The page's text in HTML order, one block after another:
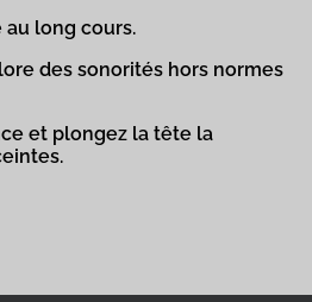
au long cours.
des sonorités hors normes
et plongez la tête la